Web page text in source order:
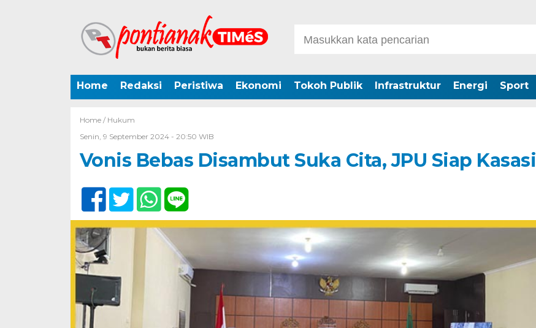
Home Redaksi Peristiwa Ekonomi Tokoh Publik Infrastruktur Energi Sport
Home / Hukum
Senin, 9 September 2024 - 20:50 WIB
Vonis Bebas Disambut Suka Cita, JPU Siap Kasasi